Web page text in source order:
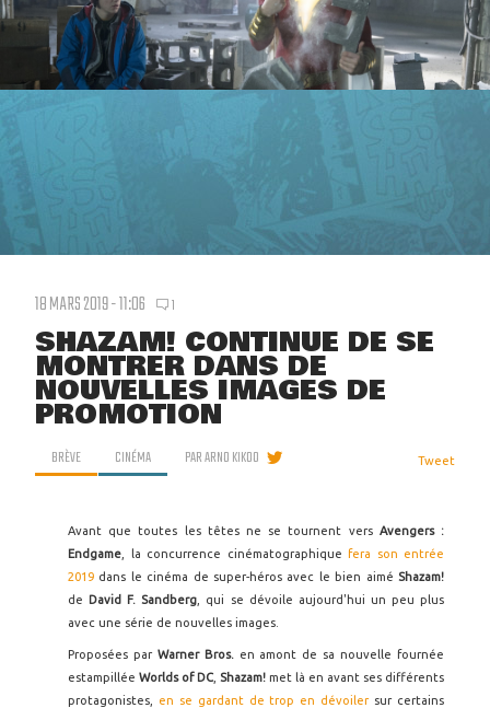
18 MARS 2019 - 11:06 1
SHAZAM! CONTINUE DE SE
MONTRER DANS DE
NOUVELLES IMAGES DE
PROMOTION
BRÈVE CINÉMA PARARNO KIKOO Tweet
Avant que toutes les têtes ne se tournent vers Avengers :
Endgame , la concurrence cinématographique fera son entrée
2019 dans le cinéma de super-héros avec le bien aimé Shazam!
de David F. Sandberg , qui se dévoile aujourd'hui un peu plus
avec une série de nouvelles images.
Proposées par Warner Bros. en amont de sa nouvelle fournée
estampillée Worlds of DC Shazam! met là en avant ses différents
protagonistes, en se gardant de trop en dévoilersur certains